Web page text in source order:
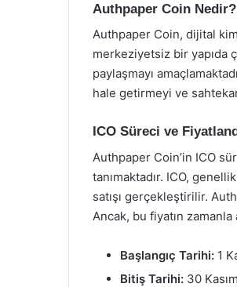
Authpaper Coin Nedir?
Authpaper Coin, dijital
merkeziyetsiz bir yapıda
paylaşmayı
hale getirmeyi ve
ICO Süreci ve
Authpaper Coin’in ICO
tanımaktadır. ICO,
satışı gerçekleştirilir.
Ancak, bu fiyatın
Başlangıç Tarihi: 1
Bitiş Tarihi: 30